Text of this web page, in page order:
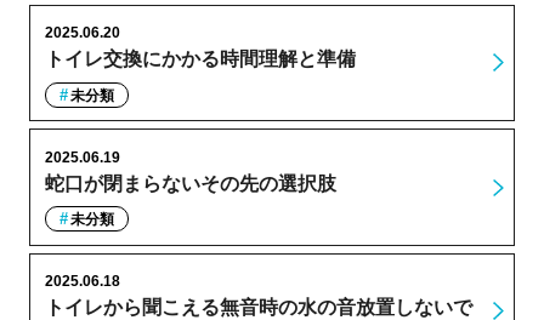
トイレ交換にかかる時間理解と準備
2025.06.20
未分類
蛇口が閉まらないその先の選択肢
2025.06.19
未分類
トイレから聞こえる無音時の水の音放置しないで
2025.06.18